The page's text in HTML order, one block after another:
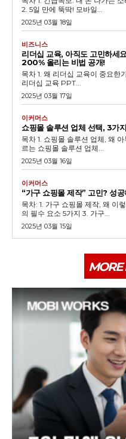
2. 5일 만에 뚝딱! 모바일...
2025년 03월 18일
비즈니스
리더십 교육, 아직도 고민하세
200% 올리는 비법 공개!
목차 1. 왜 리더십 교육이 중요한가? : 지금 바로 시작해야 하는 이유 2.
리더십 교육 PPT...
2025년 03월 17일
이커머스
쇼핑몰 솔루션 업체 선택, 3가
목차 1. 쇼핑몰 솔루션 업체, 왜 아무거나 고르면 안 될까요? 2. 99%가 모
르는 쇼핑몰 솔루션 업체...
2025년 03월 16일
이커머스
“가구 쇼핑몰 제작” 고민? 성
목차: 1. 가구 쇼핑몰 제작, 왜 이
의 필수 요소 5가지 3. 가구...
2025년 03월 15일
MORE